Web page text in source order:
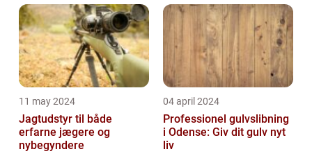
11 may 2024
Jagtudstyr til både
erfarne jægere og
nybegyndere
04 april 2024
Professionel gulvslibning
i Odense: Giv dit gulv nyt
liv